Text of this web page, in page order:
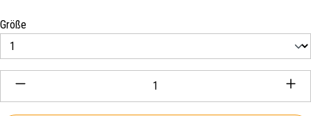
Größe
Produkt Anzahl: Gib den gewünschten Wert ein oder